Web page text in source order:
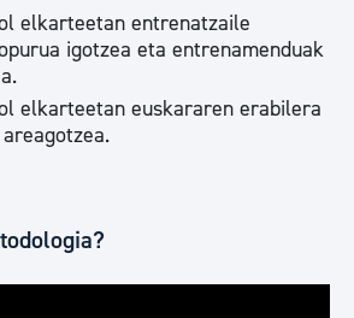
elkarteetan entrenatzaile
igotzea eta entrenamenduak
elkarteetan euskararen erabilera